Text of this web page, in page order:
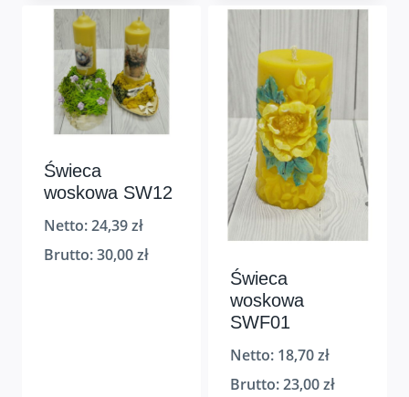
Świeca
woskowa SW12
Netto:24,39zł
Brutto:30,00zł
Świeca
woskowa
SWF01
Netto: 18,70zł
Brutto:23,00zł